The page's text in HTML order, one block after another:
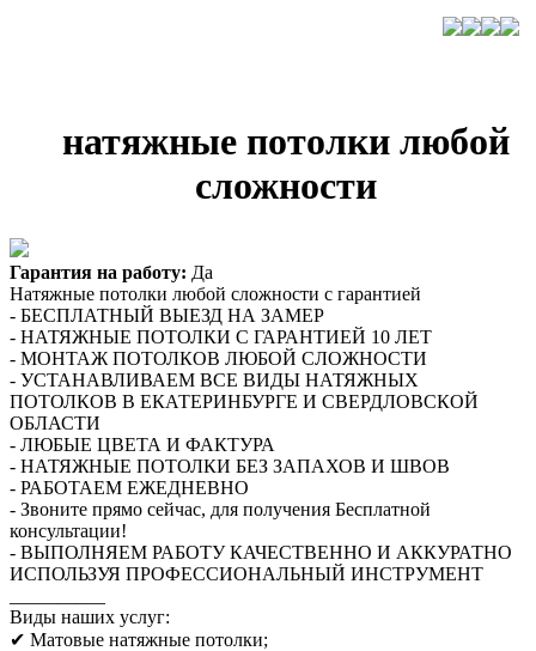
натяжные потолки любой
сложности
Гарантия на работу: Да
Натяжные потолки любой сложности с гарантией
- БЕСПЛАТНЫЙ ВЫЕЗД НА ЗАМЕР
- НАТЯЖНЫЕ ПОТОЛКИ С ГАРАНТИЕЙ 10 ЛЕТ
- МОНТАЖ ПОТОЛКОВ ЛЮБОЙ СЛОЖНОСТИ
- УСТАНАВЛИВАЕМ ВСЕ ВИДЫ НАТЯЖНЫХ
ПОТОЛКОВ В ЕКАТЕРИНБУРГЕ И СВЕРДЛОВСКОЙ
ОБЛАСТИ
- ЛЮБЫЕ ЦВЕТА И ФАКТУРА
- НАТЯЖНЫЕ ПОТОЛКИ БЕЗ ЗАПАХОВ И ШВОВ
- РАБОТАЕМ ЕЖЕДНЕВНО
- Звоните прямо сейчас, для получения Бесплатной
консультации!
- ВЫПОЛНЯЕМ РАБОТУ КАЧЕСТВЕННО И АККУРАТНО
ИСПОЛЬЗУЯ ПРОФЕССИОНАЛЬНЫЙ ИНСТРУМЕНТ
Виды наших услуг:
✔ Матовые натяжные потолки;